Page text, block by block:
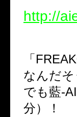
http://
「
なんだそ
でも藍-
分）！